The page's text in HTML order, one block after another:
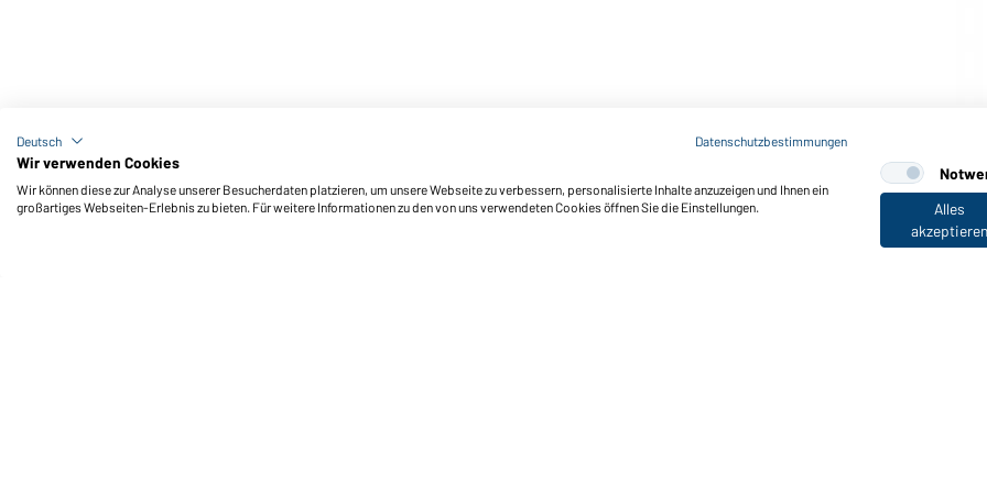
Street Style (fuchsia/lime-green) Ribbon for Promotion Hat
Deutsch Datenschutzbestimmungen
Wir verwenden Cookies
Wir können diese zur Analyse unserer Besucherdaten platzieren, um unsere Webseite zu verbessern, personalisierte Inhalte anzuzeigen und Ihnen ein
großartiges Webseiten-Erlebnis zu bieten. Für weitere Informationen zu den von uns verwendeten Cookies öffnen Sie die Einstellungen.
Alles
akzeptieren